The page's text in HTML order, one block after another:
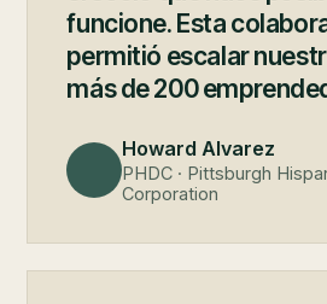
funcione. Esta
permitió escalar
más de 200
Howard Alvarez
PHDC · Pittsburgh
Corporation